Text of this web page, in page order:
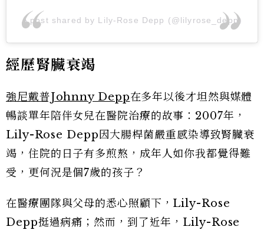
A post shared by Lily-Rose Depp (@lilyrose_depp)
經歷腎臟衰竭
強尼戴普Johnny Depp在多年以後才坦然與媒體
暢談單年陪伴女兒在醫院治療的故事：2007年，
Lily-Rose Depp因大腸桿菌嚴重感染導致腎臟衰
竭，住院的日子有多煎熬，成年人如你我都覺得難
受，更何況是個7歲的孩子？
在醫療團隊與父母的悉心照顧下，Lily-Rose
Depp挺過病痛；然而，到了近年，Lily-Rose